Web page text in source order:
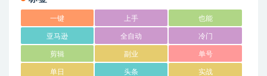
一键 上手 也能
亚马逊 全自动 冷门
剪辑 副业 单号
单日 头条 实战